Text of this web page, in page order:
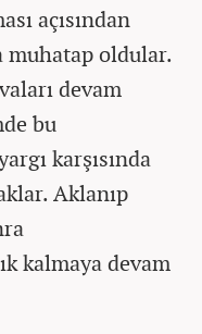
açısından
muhatap oldular.
devam
bu
karşısında
Aklanıp
kalmaya devam